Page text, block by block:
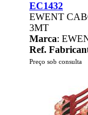
EC1432
EWENT
3MT
Marca:
Ref.
Preço sob consulta